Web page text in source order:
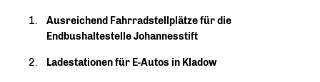
Ausreichend Fahrradstellplätze für die
Endbushaltestelle Johannesstift
Ladestationen für E-Autos in Kladow